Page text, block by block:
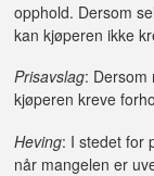
opphold. Dersom
kan kjøperen ikke
Prisavslag: Dersom
kjøperen kreve
Heving: I stedet for
når mangelen er